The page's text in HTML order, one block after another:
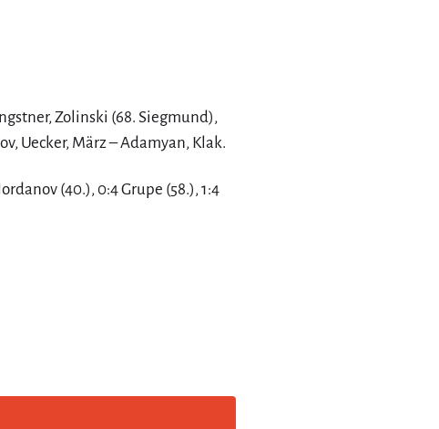
Zolinski (68. Siegmund),
Uecker, März – Adamyan, Klak.
(40.), 0:4 Grupe (58.), 1:4